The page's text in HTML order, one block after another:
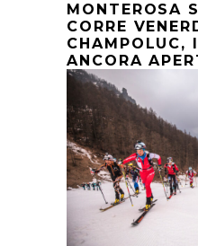
MONTEROSA
CORRE
CHAMPOLUC,
ANCORA